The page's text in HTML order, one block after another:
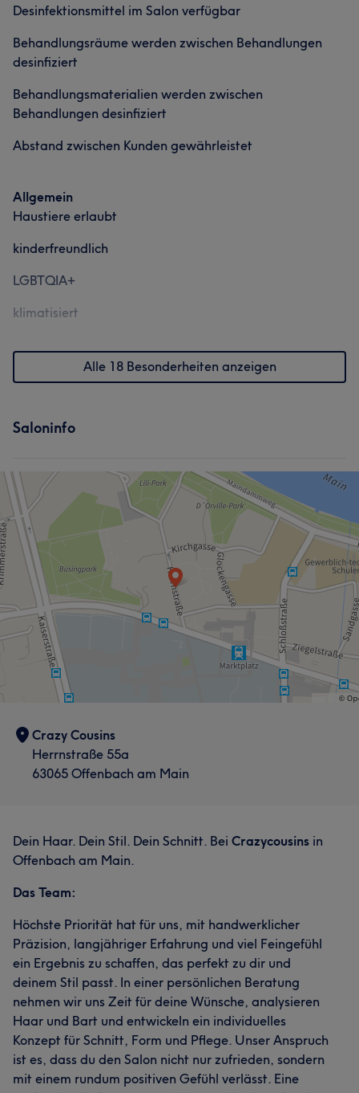
Was unsere Kunden über Leontrim sagen
Services
Friseur
Desinfektionsmittel im Salon verfügbar
Behandlungsräume werden zwischen Behandlungen
desinfiziert
Behandlungsmaterialien werden zwischen
Behandlungen desinfiziert
Abstand zwischen Kunden gewährleistet
Allgemein
Haustiere erlaubt
kinderfreundlich
LGBTQIA+
klimatisiert
Alle 18 Besonderheiten anzeigen
Saloninfo
Crazy Cousins
Herrnstraße 55a
63065 Offenbach am Main
Dein Haar. Dein Stil. Dein Schnitt. Bei Crazycousins in
Offenbach am Main.
Das Team:
Höchste Priorität hat für uns, mit handwerklicher
Präzision, langjähriger Erfahrung und viel Feingefühl
ein Ergebnis zu schaffen, das perfekt zu dir und
deinem Stil passt. In einer persönlichen Beratung
nehmen wir uns Zeit für deine Wünsche, analysieren
Haar und Bart und entwickeln ein individuelles
Konzept für Schnitt, Form und Pflege. Unser Anspruch
ist es, dass du den Salon nicht nur zufrieden, sondern
mit einem rundum positiven Gefühl verlässt. Eine